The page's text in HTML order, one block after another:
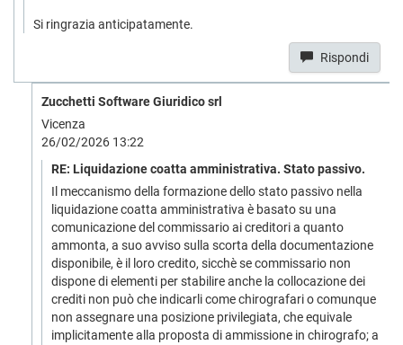
Si ringrazia anticipatamente.
Rispondi
Zucchetti Software Giuridico srl
Vicenza
26/02/2026 13:22
RE: Liquidazione coatta amministrativa. Stato passivo.
Il meccanismo della formazione dello stato passivo nella
liquidazione coatta amministrativa è basato su una
comunicazione del commissario ai creditori a quanto
ammonta, a suo avviso sulla scorta della documentazione
disponibile, è il loro credito, sicchè se commissario non
dispone di elementi per stabilire anche la collocazione dei
crediti non può che indicarli come chirografari o comunque
non assegnare una posizione privilegiata, che equivale
implicitamente alla proposta di ammissione in chirografo; a